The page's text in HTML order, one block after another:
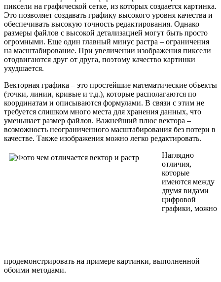
пиксели на графической сетке, из которых создается картинка.
Это позволяет создавать графику высокого уровня качества и
обеспечивать высокую точность редактирования. Однако
размеры файлов с высокой детализацией могут быть просто
огромными. Еще один главный минус растра – ограничения
на масштабирование. При увеличении изображения пиксели
отодвигаются друг от друга, поэтому качество картинки
ухудшается.
Векторная графика – это простейшие математические объекты
(точки, линии, кривые и т.д.), которые располагаются по
координатам и описываются формулами. В связи с этим не
требуется слишком много места для хранения данных, что
уменьшает размер файлов. Важнейший плюс вектора –
возможность неограниченного масштабирования без потери в
качестве. Также изображения можно легко редактировать.
Наглядно
отличия,
которые
имеются между
двумя видами
цифровой
графики, можно
продемонстрировать на примере картинки, выполненной
обоими методами.